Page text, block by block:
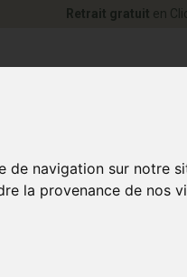
navigation sur notre
la provenance de nos
Retrait gratuit en